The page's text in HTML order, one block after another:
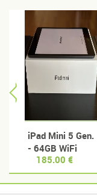
iPad Mini 5 Gen.
- 64GB WiFi
185.00 €